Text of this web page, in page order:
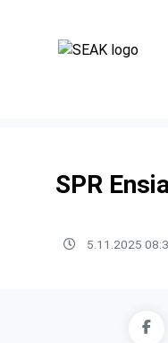
SPR
5.11.2025